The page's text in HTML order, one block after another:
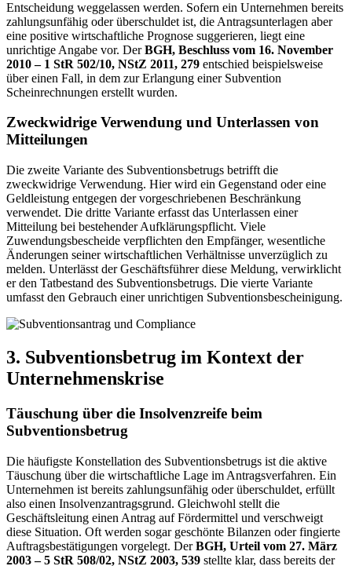
Entscheidung weggelassen werden. Sofern ein Unternehmen bereits
zahlungsunfähig oder überschuldet ist, die Antragsunterlagen aber
eine positive wirtschaftliche Prognose suggerieren, liegt eine
unrichtige Angabe vor. DerBGH, Beschluss vom 16. November
2010 – 1 StR 502/10, NStZ 2011, 279 entschied beispielsweise
über einen Fall, in dem zur Erlangung einer Subvention
Scheinrechnungen erstellt wurden.
Zweckwidrige Verwendung und Unterlassen von
Mitteilungen
Die zweite Variante des Subventionsbetrugs betrifft die
zweckwidrige Verwendung. Hier wird ein Gegenstand oder eine
Geldleistung entgegen der vorgeschriebenen Beschränkung
verwendet. Die dritte Variante erfasst das Unterlassen einer
Mitteilung bei bestehender Aufklärungspflicht. Viele
Zuwendungsbescheide verpflichten den Empfänger, wesentliche
Änderungen seiner wirtschaftlichen Verhältnisse unverzüglich zu
melden. Unterlässt der Geschäftsführer diese Meldung, verwirklicht
er den Tatbestand des Subventionsbetrugs. Die vierte Variante
umfasst den Gebrauch einer unrichtigen Subventionsbescheinigung.
3. Subventionsbetrug im Kontext der
Unternehmenskrise
Täuschung über die Insolvenzreife beim
Subventionsbetrug
Die häufigste Konstellation des Subventionsbetrugs ist die aktive
Täuschung über die wirtschaftliche Lage im Antragsverfahren. Ein
Unternehmen ist bereits zahlungsunfähig oder überschuldet, erfüllt
also einen Insolvenzantragsgrund. Gleichwohl stellt die
Geschäftsleitung einen Antrag auf Fördermittel und verschweigt
diese Situation. Oft werden sogar geschönte Bilanzen oder fingierte
Auftragsbestätigungen vorgelegt. DerBGH, Urteil vom 27. März
2003 – 5 StR 508/02, NStZ 2003, 539 stellte klar, dass bereits der